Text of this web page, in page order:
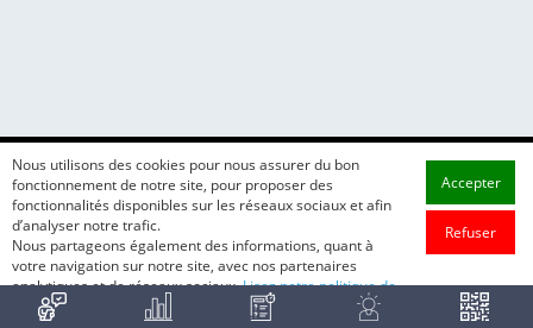
Nous utilisons des cookies pour nous assurer du bon
fonctionnement de notre site, pour proposer des
fonctionnalités disponibles sur les réseaux sociaux et afin
d’analyser notre trafic.
Nous partageons également des informations, quant à
votre navigation sur notre site, avec nos partenaires
analytiques et de réseaux sociaux.Lisez notre politique de
cookie.
Accepter
Refuser